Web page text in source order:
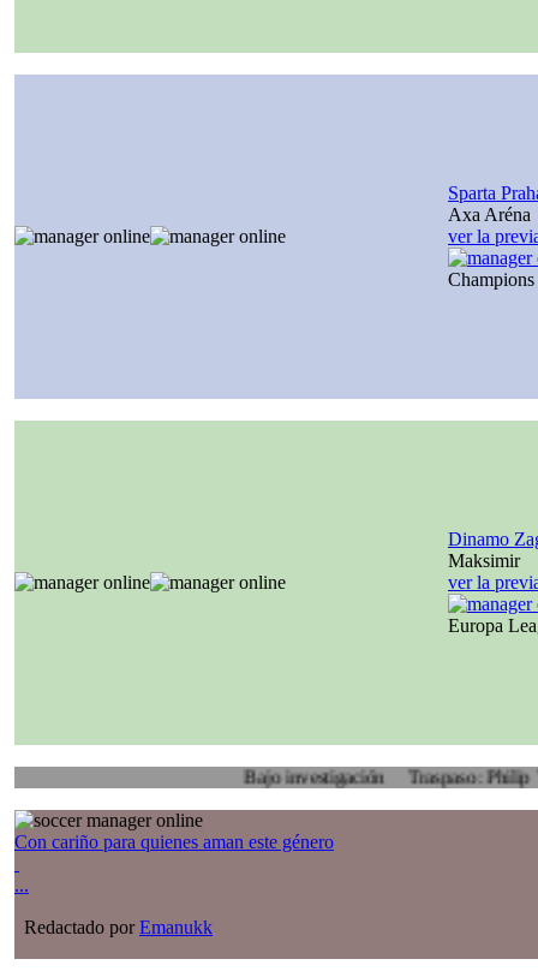
Sparta
Axa Aréna
ver la
Dinamo
Maksimir
ver la
Europa
Bajo investigación Traspaso: Philip
Con cariño para quienes aman este género
...
Redactado porEmanukk